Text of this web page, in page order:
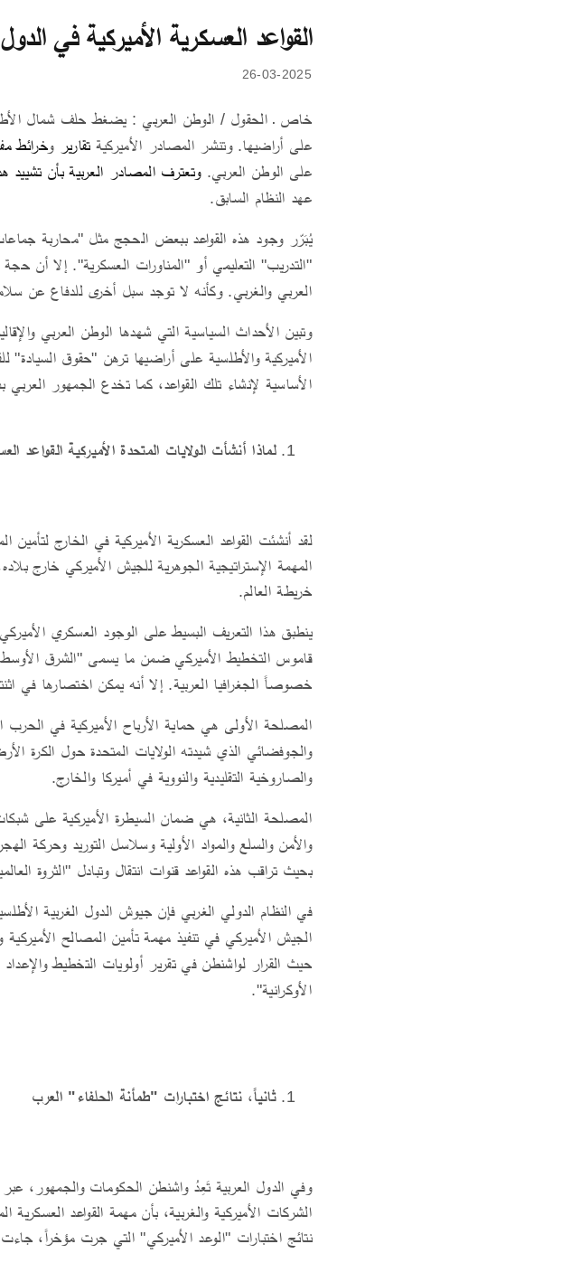
القواعد العسكرية الأميركية في
26-03-2025
خاص ـ الحقول / الوطن العربي : يضغط حلف شمال الأطلسي
على أراضيها. وتنشر المصادر الأميركيةتقارير وخرائط
على الوطن العربي.وتعترف المصادر العربية بأن تشييد
عهد النظام السابق.
يُبَرّر وجود هذه القواعد ببعض الحجج مثل "محاربة جماعات
"التدريب" التعليمي أو "المناورات العسكرية". إلا أن
العربي والغربي. وكأنه لا توجد سبل أخرى للدفاع عن
وتبين الأحداث السياسية التي شهدها الوطن العربي
الأميركية والأطلسية على أراضيها ترهن "حقوق السيادة"
الأساسية لإنشاء تلك القواعد، كما تخدع الجمهور
لماذا أنشأت الولايات المتحدة الأميركية القواعد
لقد أنشئت القواعد العسكرية الأميركية في الخارج
المهمة الإستراتيجية الجوهرية للجيش الأميركي
خريطة العالم.
ينطبق هذا التعريف البسيط على الوجود العسكري
قاموس التخطيط الأميركي ضمن ما يسمى "الشرق الأوسط".
خصوصاً الجغرافيا العربية. إلا أنه يمكن اختصارها في
المصلحة الأولى هي حماية الأرباح الأميركية في الحرب
والجوفضائي الذي شيدته الولايات المتحدة حول الكرة
والصاروخية التقليدية والنووية في أميركا والخارج.
المصلحة الثانية، هي ضمان السيطرة الأميركية على
والأمن والسلع والمواد الأولية وسلاسل التوريد وحركة
بحيث تراقب هذه القواعد قنوات انتقال وتبادل "الثروة
في النظام الدولي الغربي فإن جيوش الدول الغربية
الجيش الأميركي في تنفيذ مهمة تأمين المصالح الأميركية
حيث القرار لواشنطن في تقرير أولويات التخطيط والإعداد
الأوكرانية".
ثانياً، نتائج اختبارات "طمأنة الحلفاء" العرب
وفي الدول العربية تَعِدُ واشنطن الحكومات والجمهور،
الشركات الأميركية والغربية، بأن مهمة القواعد
نتائج اختبارات "الوعد الأميركي" التي جرت مؤخراً،